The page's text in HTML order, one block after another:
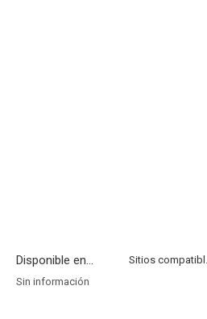
Disponible en...
Sin información